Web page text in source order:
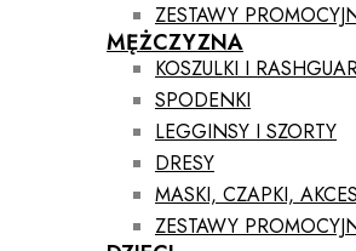
ZESTAWY
MĘŻCZYZNA
KOSZULKI I
SPODENKI
LEGGINSY I SZORTY
DRESY
MASKI, CZAPKI,
ZESTAWY